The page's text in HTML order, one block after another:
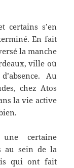
certains s’en
En fait
la manche
ville où
Au
chez Atos
la vie active
certaine
au sein de la
qui ont fait